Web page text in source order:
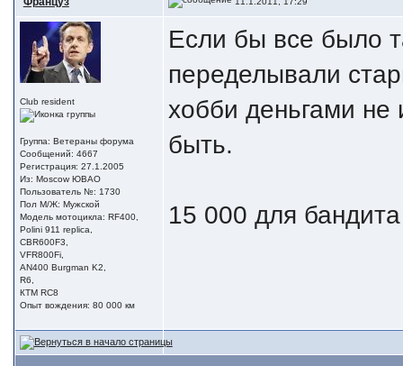
Club resident
Группа: Ветераны форума
Сообщений: 4667
Регистрация: 27.1.2005
Из: Moscow ЮВАО
Пользователь №: 1730
Пол М/Ж: Мужской
Модель мотоцикла: RF400,
Polini 911 replica,
CBR600F3,
VFR800Fi,
AN400 Burgman K2,
R6,
КТМ RC8
Опыт вождения: 80 000 км
Если бы все было
переделывали
хобби деньгами
быть.
15 000 для